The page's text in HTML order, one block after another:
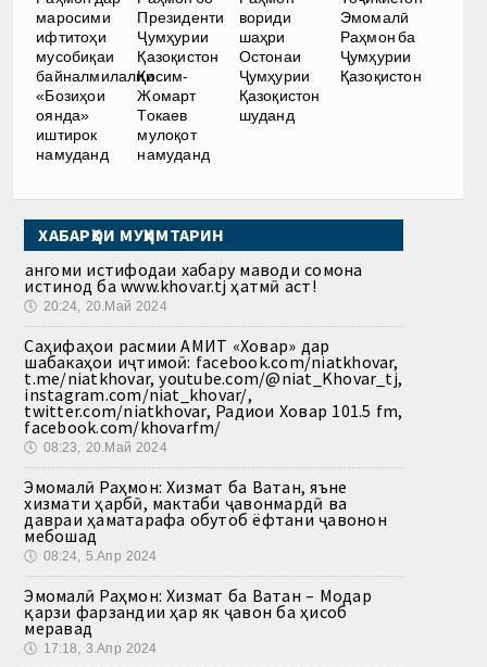
маросими
ифтитоҳи
мусобиқаи
байналмилалии
«Бозиҳои
оянда»
иштирок
намуданд
Президенти
Ҷумҳурии
Қазоқистон
Қосим-
Жомарт
Токаев
мулоқот
намуданд
вориди
шаҳри
Остонаи
Ҷумҳурии
Қазоқистон
шуданд
Эмомалӣ
Раҳмон ба
Ҷумҳурии
Қазоқистон
ХАБАРҲОИ МУҲИМТАРИН
Ҳангоми истифодаи хабару маводи сомона
истинод ба www.khovar.tj ҳатмӣ аст!
🕔 20:24, 20.Май 2024
Саҳифаҳои расмии АМИТ «Ховар» дар
шабакаҳои иҷтимоӣ: facebook.com/niatkhovar,
t.me/niatkhovar, youtube.com/@niat_Khovar_tj,
instagram.com/niat_khovar/,
twitter.com/niatkhovar, Радиои Ховар 101.5 fm,
facebook.com/khovarfm/
🕔 08:23, 20.Май 2024
Эмомалӣ Раҳмон: Хизмат ба Ватан, яъне
хизмати ҳарбӣ, мактаби ҷавонмардӣ ва
давраи ҳаматарафа обутоб ёфтани ҷавонон
мебошад
🕔 08:24, 5.Апр 2024
Эмомалӣ Раҳмон: Хизмат ба Ватан – Модар
қарзи фарзандии ҳар як ҷавон ба ҳисоб
меравад
🕔 17:18, 3.Апр 2024